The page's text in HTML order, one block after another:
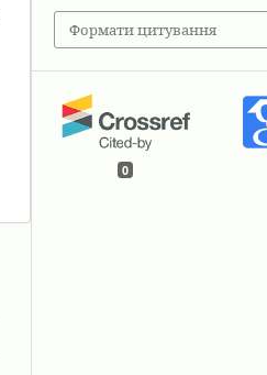
Формати цитування
0